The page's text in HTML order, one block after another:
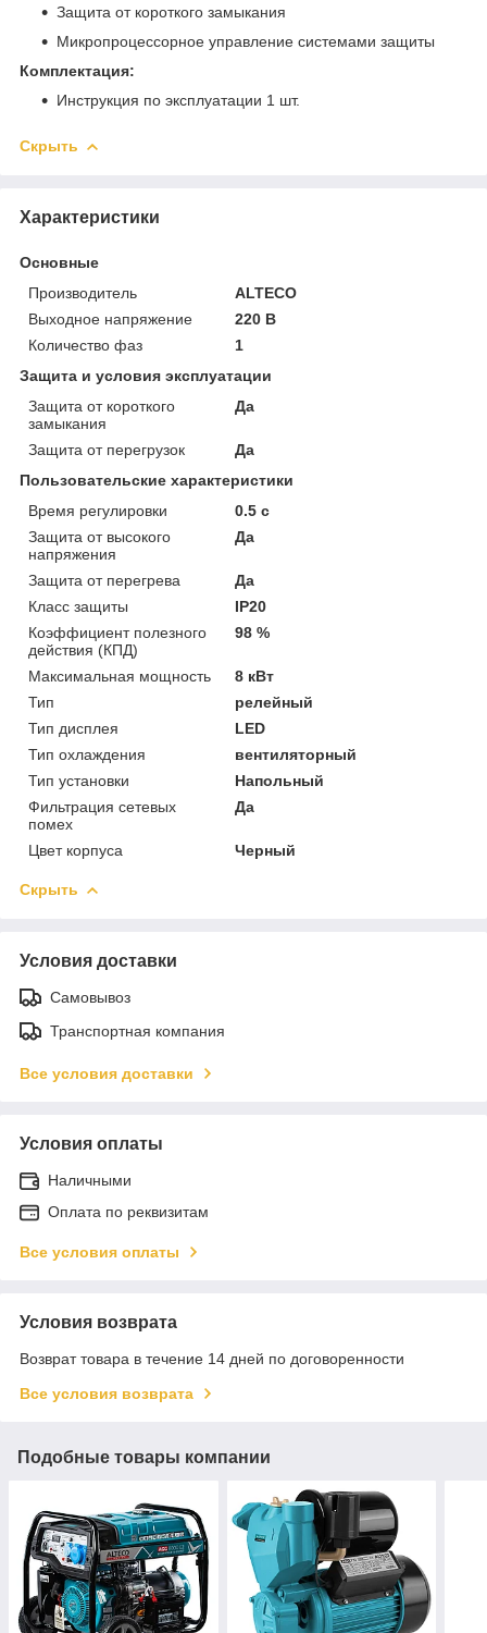
Защита от короткого замыкания
Микропроцессорное управление системами защиты
Комплектация:
Инструкция по эксплуатации 1 шт.
Скрыть
Характеристики
Основные
Производитель
ALTECO
Выходное напряжение
220 В
Количество фаз
1
Защита и условия эксплуатации
Защита от короткого
замыкания
Да
Защита от перегрузок
Да
Пользовательские характеристики
Время регулировки
0.5 с
Защита от высокого
напряжения
Да
Защита от перегрева
Да
Класс защиты
IP20
Коэффициент полезного
действия (КПД)
98 %
Максимальная мощность
8 кВт
Тип
релейный
Тип дисплея
LED
Тип охлаждения
вентиляторный
Тип установки
Напольный
Фильтрация сетевых
помех
Да
Цвет корпуса Черный
Скрыть
Условия доставки
Самовывоз
Транспортная компания
Все условия доставки
Условия оплаты
Наличными
Оплата по реквизитам
Все условия оплаты
Условия возврата
Возврат товара в течение 14 дней по договоренности
Все условия возврата
Подобные товары компании